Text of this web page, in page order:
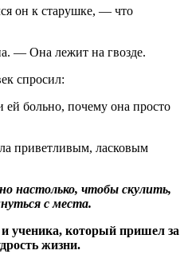
он к старушке, — что
— Она лежит на гвозде.
спросил:
больно, почему она просто
приветливым, ласковым
настолько, чтобы скулить,
с места.
ученика, который пришел за
жизни.